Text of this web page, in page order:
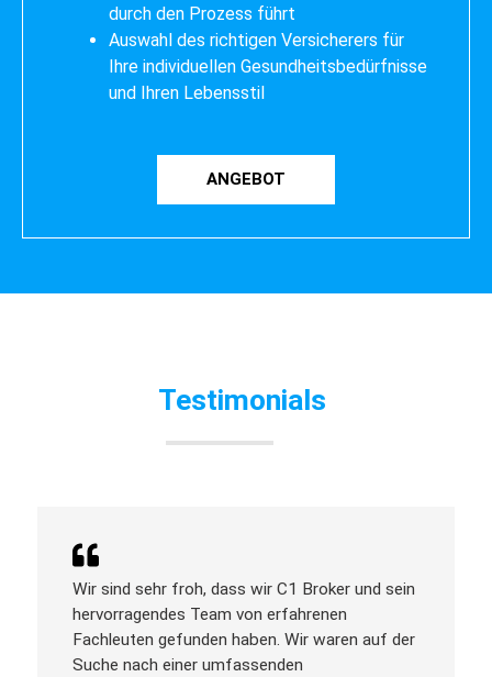
durch den Prozess führt
Auswahl des richtigen Versicherers für
Ihre individuellen Gesundheitsbedürfnisse
und Ihren Lebensstil
ANGEBOT
Testimonials
Wir sind sehr froh, dass wir C1 Broker und sein
hervorragendes Team von erfahrenen
Fachleuten gefunden haben. Wir waren auf der
Suche nach einer umfassenden